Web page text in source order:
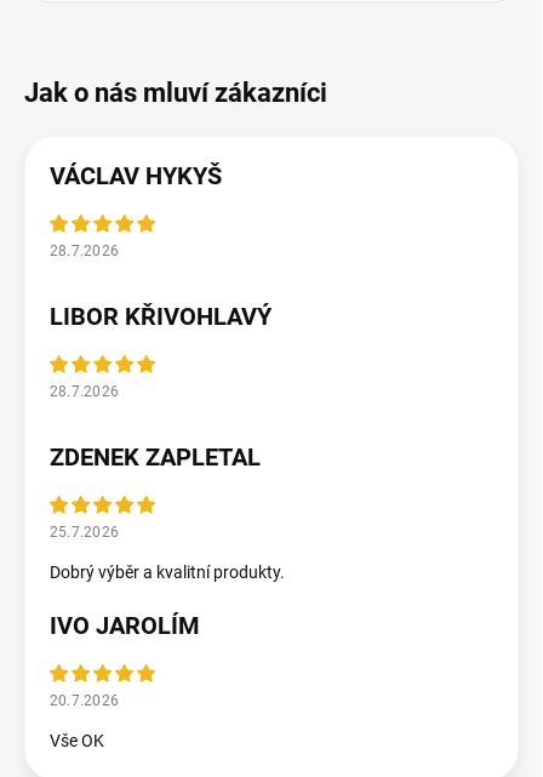
VÁCLAV HYKYŠ
28.7.2026
LIBOR KŘIVOHLAVÝ
28.7.2026
ZDENEK ZAPLETAL
25.7.2026
Dobrý výběr a kvalitní produkty.
IVO JAROLÍM
20.7.2026
Vše OK